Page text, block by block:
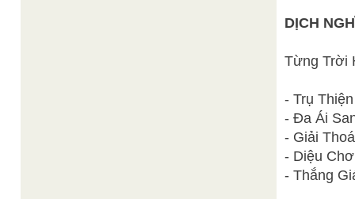
DỊCH
Từng Trời
- Trụ
- Đa Ái
- Giải
- Diệu
- Thắng